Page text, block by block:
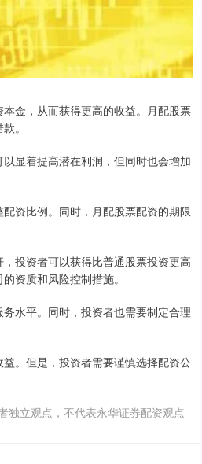
金，从而获得更高的收益。月配股票
。
显着提高潜在利润，但同时也会增加
资比例。同时，月配股票配资的期限
投资者可以获得比普通股票投资更高
资质和风险控制措施。
水平。同时，投资者也需要制定合理
。但是，投资者需要谨慎选择配资公
独立观点，不代表永华证券配资观点